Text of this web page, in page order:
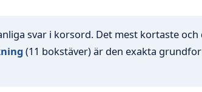
svar i korsord. Det mest kortaste och
(11 bokstäver) är den exakta